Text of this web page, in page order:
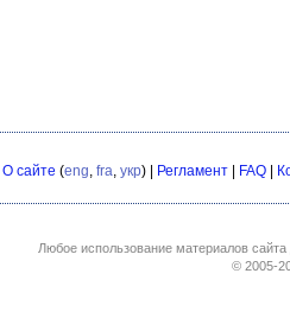
О сайте (eng, fra, укр) | Регламент FAQ
Любое использование материалов сайта
© 2005-